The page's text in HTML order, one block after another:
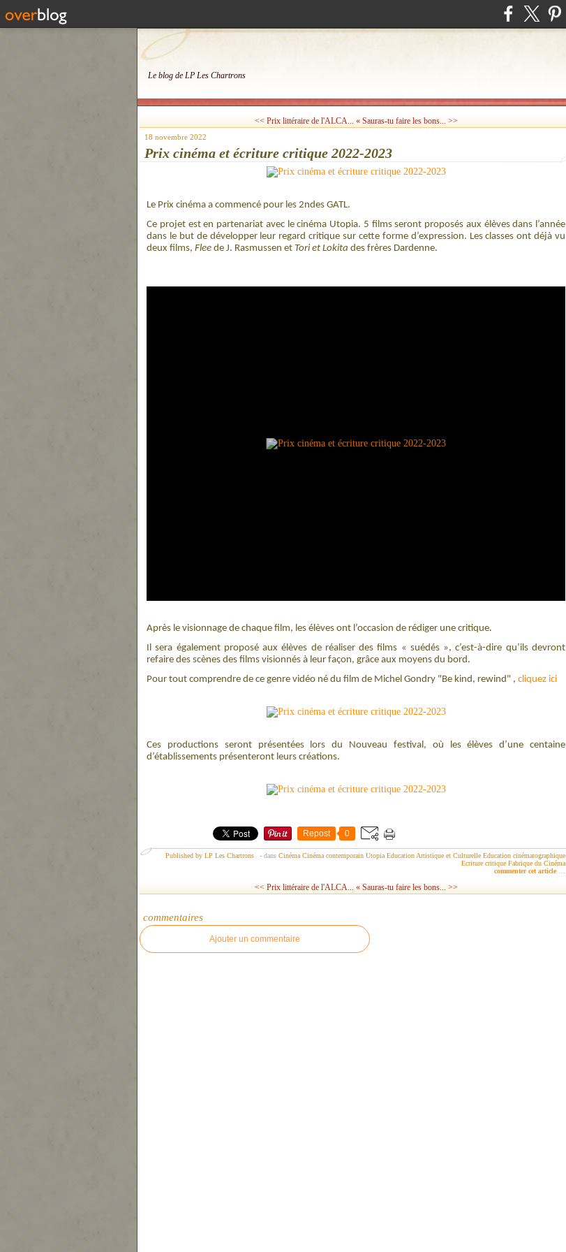
Le blog de LP Les Chartrons
<< Prix littéraire de l'ALCA... « Sauras-tu faire les bons... >>
18 novembre 2022
Prix cinéma et écriture critique 2022-2023
Le Prix cinéma a commencé pour les 2ndes GATL.
Ce projet est en partenariat avec le cinéma Utopia. 5 films seront proposés aux élèves dans l’année
dans le but de développer leur regard critique sur cette forme d’expression. Les classes ont déjà vu
deux films, Flee de J. Rasmussen et Tori et Lokita des frères Dardenne.
Après le visionnage de chaque film, les élèves ont l’occasion de rédiger une critique.
Il sera également proposé aux élèves de réaliser des films « suédés », c’est-à-dire qu’ils devront
refaire des scènes des films visionnés à leur façon, grâce aux moyens du bord.
Pour tout comprendre de ce genre vidéo né du film de Michel Gondry "Be kind, rewind" , cliquez ici
Ces productions seront présentées lors du Nouveau festival, où les élèves d’une centaine
d’établissements présenteront leurs créations.
Repost 0
Published by LP Les Chartrons - dans Cinéma Cinéma contemporain Utopia Education Artistique et Culturelle Education cinématographique
Ecriture critique Fabrique du Cinéma
commenter cet article
<< Prix littéraire de l'ALCA... « Sauras-tu faire les bons... >>
commentaires
Ajouter un commentaire